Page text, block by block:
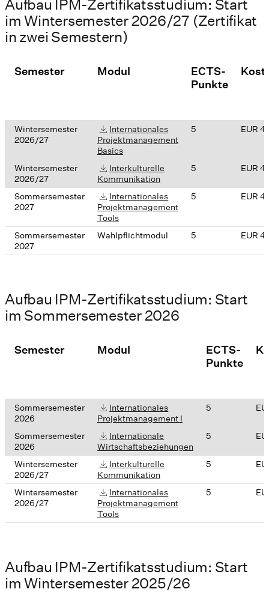
Aufbau IPM-Zertifikatsstudium: Start
im Wintersemester 2026/27 (Zertifikat
in zwei Semestern)
Semester Modul
ECTS-
Punkte
Wintersemester
2026/27
Internationales
Projektmanagement
Basics
5 EUR
Wintersemester
2026/27
Interkulturelle
Kommunikation
5 EUR
Sommersemester
2027
Internationales
Projektmanagement
Tools
5 EUR
Sommersemester
2027
Wahlpflichtmodul 5 EUR
Aufbau IPM-Zertifikatsstudium: Start
im Sommersemester 2026
Semester Modul
ECTS-
Punkte
Sommersemester
2026
Internationales
Projektmanagement I
5
Sommersemester
2026
Internationale
Wirtschaftsbeziehungen
5
Wintersemester
2026/27
Interkulturelle
Kommunikation
5
Wintersemester
2026/27
Internationales
Projektmanagement
Tools
5
Aufbau IPM-Zertifikatsstudium: Start
im Wintersemester 2025/26